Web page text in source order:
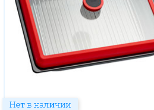
Нет в наличии